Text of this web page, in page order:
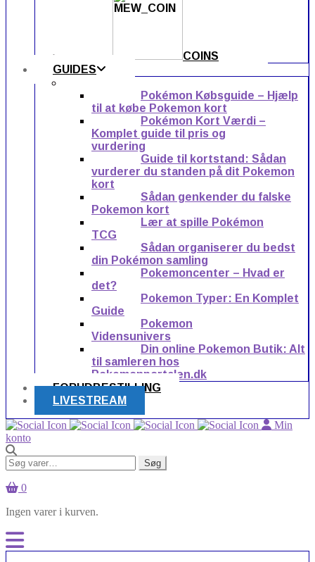
COINS
GUIDES
Pokémon Købsguide – Hjælp
til at købe Pokemon kort
Pokémon Kort Værdi –
Komplet guide til pris og
vurdering
Guide til kortstand: Sådan
vurderer du standen på dit Pokemon
kort
Sådan genkender du falske
Pokemon kort
Lær at spille Pokémon
TCG
Sådan organiserer du bedst
din Pokémon samling
Pokemoncenter – Hvad er
det?
Pokemon Typer: En Komplet
Guide
Pokemon
Vidensunivers
Din online Pokemon Butik: Alt
til samleren hos
Pokemonportalen.dk
FORUDBESTILLING
LIVESTREAM
Min
konto
Søg
efter:
Søg
0
Ingen varer i kurven.